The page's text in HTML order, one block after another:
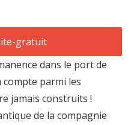
dans le port de
compte parmi les
jamais construits !
de la compagnie